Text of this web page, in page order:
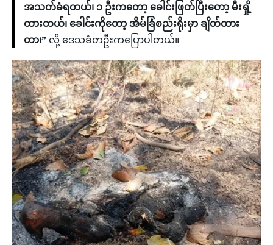
အသတ်ခံရတယ်၊ ၁ ဦးကတော့ ခေါင်းဖြတ်ပြီးတော့ မီးရှို့
ထားတယ်၊ ခေါင်းကိုတော့ အိမ်ခြံစည်းရိုးမှာ ချိတ်ထား
တာ၊” လို့ ဒေသခံတဦးကပြောပါတယ်။